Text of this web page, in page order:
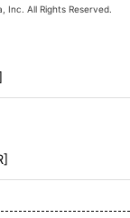
Inc. All Rights Reserved.